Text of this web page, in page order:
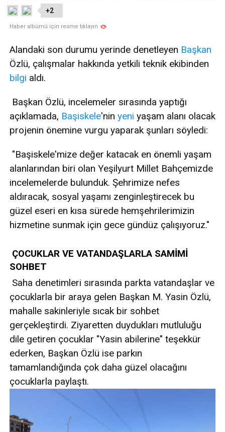
+2
Haber albümü için resme tıklayın
Alandaki son durumu yerinde denetleyen Başkan
Özlü, çalışmalar hakkında yetkili teknik ekibinden
bilgi aldı.
Başkan Özlü, incelemeler sırasında yaptığı
açıklamada, Başiskele'nin yeni yaşam alanı olacak
projenin önemine vurgu yaparak şunları söyledi:
"Başiskele'mize değer katacak en önemli yaşam
alanlarından biri olan Yeşilyurt Millet Bahçemizde
incelemelerde bulunduk. Şehrimize nefes
aldıracak, sosyal yaşamı zenginleştirecek bu
güzel eseri en kısa sürede hemşehrilerimizin
hizmetine sunmak için gece gündüz çalışıyoruz."
ÇOCUKLAR VE VATANDAŞLARLA SAMİMİ
SOHBET
Saha denetimleri sırasında parkta vatandaşlar ve
çocuklarla bir araya gelen Başkan M. Yasin Özlü,
mahalle sakinleriyle sıcak bir sohbet
gerçekleştirdi. Ziyaretten duydukları mutluluğu
dile getiren çocuklar "Yasin abilerine" teşekkür
ederken, Başkan Özlü ise parkın
tamamlandığında çok daha güzel olacağını
çocuklarla paylaştı.